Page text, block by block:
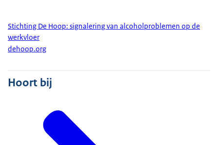
Stichting De Hoop: signalering van alcoholproblemen op de
werkvloer
dehoop.org
Hoort bij